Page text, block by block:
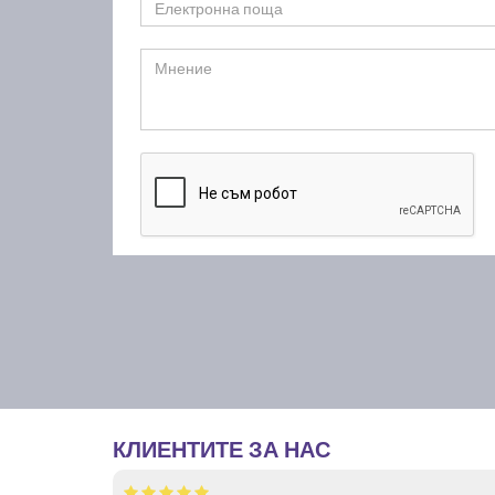
КЛИЕНТИТЕ ЗА НАС